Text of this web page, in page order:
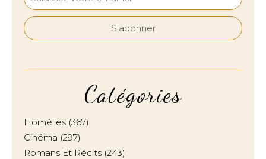
Catégories
Homélies (367)
Cinéma (297)
Romans Et Récits (243)